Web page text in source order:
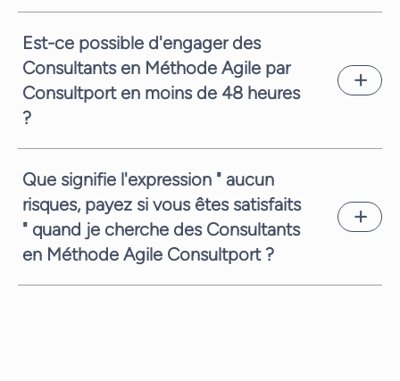
Est-ce possible d'engager des
Consultants en Méthode Agile par
Consultport en moins de 48 heures
?
ouvrés. Cela dépend de la complexité de la
demande et de la disponibilité des
consultants. En tout cas, vous proposer
rapidement un candidat pertinent est notre
Que signifie l'expression " aucun
risques, payez si vous êtes satisfaits
" quand je cherche des Consultants
en Méthode Agile Consultport ?